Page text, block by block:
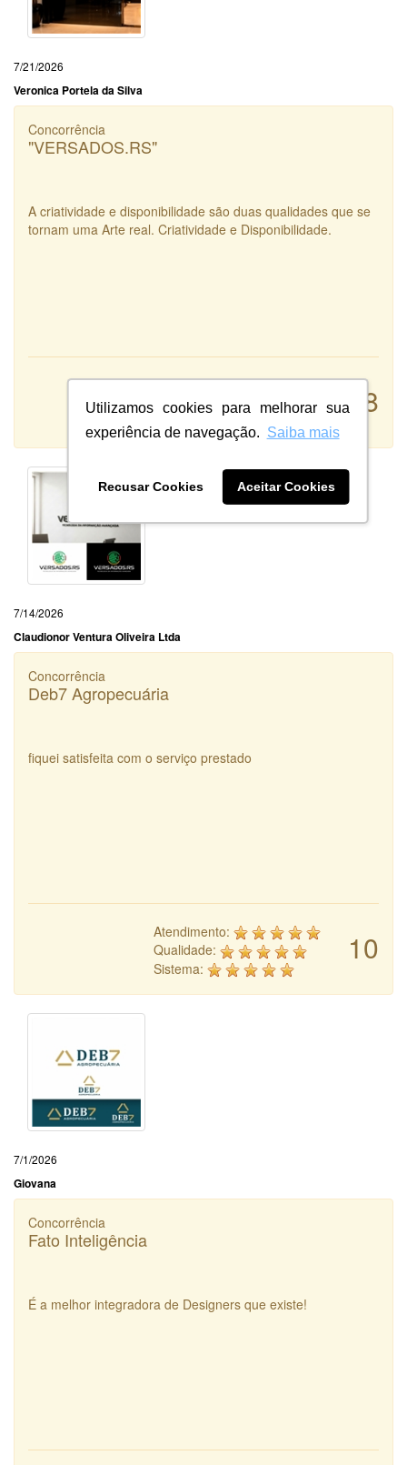
Utilizamos cookies para melhorar sua
experiência de navegação. Saiba mais
Recusar Cookies Aceitar Cookies
7/21/2026
Veronica Portela da Silva
Concorrência
"VERSADOS.RS"
A criatividade e disponibilidade são duas qualidades que se
tornam uma Arte real. Criatividade e Disponibilidade.
8
Atendimento:
Qualidade:
7/14/2026
Claudionor Ventura Oliveira Ltda
Concorrência
Deb7 Agropecuária
fiquei satisfeita com o serviço prestado
10
Atendimento:
Qualidade:
Sistema:
7/1/2026
Giovana
Concorrência
Fato Inteligência
É a melhor integradora de Designers que existe!